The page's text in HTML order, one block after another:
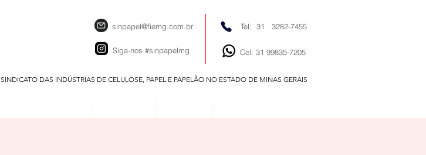
sinpapel@fiemg.com.br
Siga-nos #sinpapelmg
Tel: 31 3282-7455
Cel: 31 99835-7205
SINDICATO DAS INDÚSTRIAS DE CELULOSE, PAPEL E PAPELÃO NO ESTADO DE MINAS GERAIS